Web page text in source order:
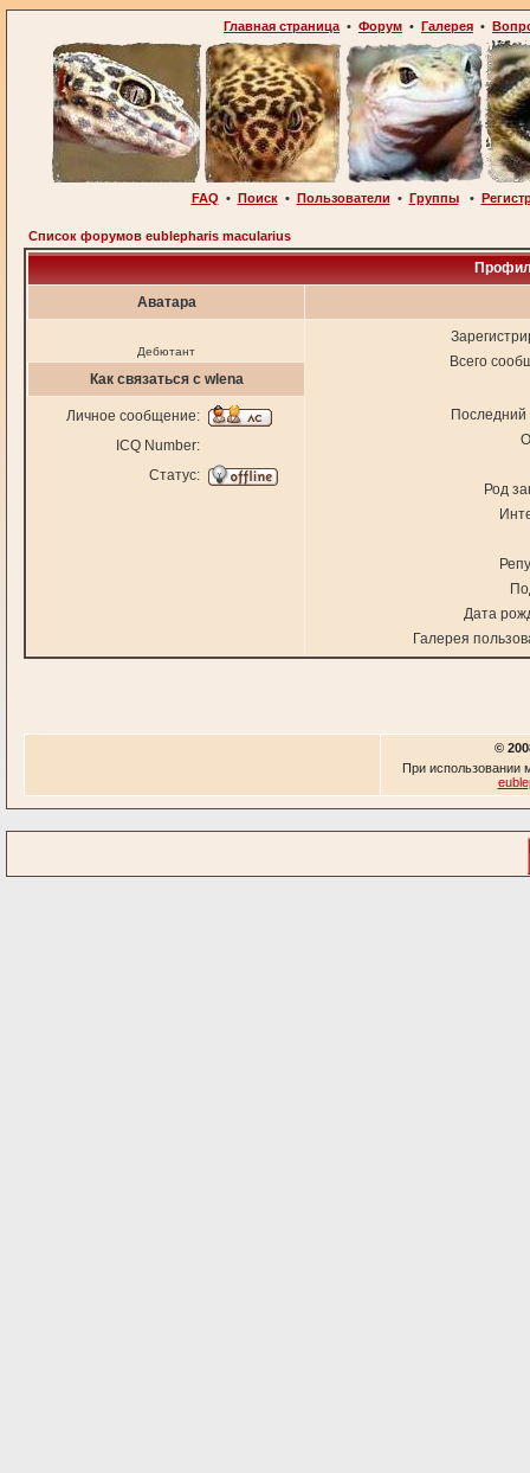
Главная страница • Форум • Галерея •
FAQ • Поиск• Пользователи • Группы•
Список форумов eublepharis macularius
Аватара
Дебютант
Всего
Последний
Род
Дата
Галерея
Как связаться с wlena
Личное сообщение:
ICQ Number:
Статус:
©
При использовании